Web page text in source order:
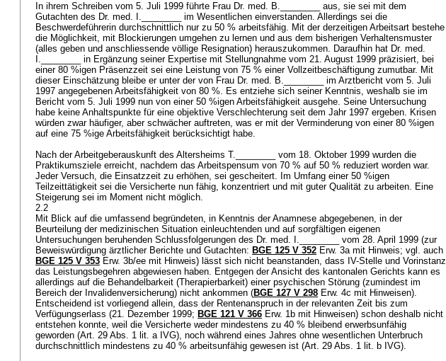
In ihrem Schreiben vom 5. Juli 1999 führte Frau Dr. med. B.________ aus, sie sei mit dem
Gutachten des Dr. med. I.________ im Wesentlichen einverstanden. Allerdings sei die
Beschwerdeführerin durchschnittlich nur zu 50 % arbeitsfähig. Mit der derzeitigen Arbeitsart bestehe
die Möglichkeit, mit Blockierungen umgehen zu lernen und aus dem bisherigen Verhaltensmuster
(alles geben und anschliessende völlige Resignation) herauszukommen. Daraufhin hat Dr. med.
I.________ in Ergänzung seiner Expertise mit Stellungnahme vom 21. August 1999 präzisiert, bei
einer 80 %igen Präsenzzeit sei eine Leistung von 75 % einer Vollzeitbeschäftigung zumutbar. Mit
dieser Einschätzung bleibe er unter der von Frau Dr. med. B.________ im Arztbericht vom 5. Juli
1997 angegebenen Arbeitsfähigkeit von 80 %. Es entziehe sich seiner Kenntnis, weshalb sie im
Bericht vom 5. Juli 1999 nun von einer 50 %igen Arbeitsfähigkeit ausgehe. Seine Untersuchung
habe keine Anhaltspunkte für eine objektive Verschlechterung seit dem Jahr 1997 ergeben. Krisen
würden zwar häufiger, aber schwächer auftreten, was er mit der Verminderung von einer 80 %igen
auf eine 75 %ige Arbeitsfähigkeit berücksichtigt habe.
Nach der Arbeitgeberauskunft des Altersheims T.________ vom 18. Oktober 1999 wurden die
Praktikumsziele erreicht, nachdem das Arbeitspensum von 70 % auf 50 % reduziert worden war.
Jeder Versuch, die Einsatzzeit zu erhöhen, sei gescheitert. Im Umfang einer 50 %igen
Teilzeittätigkeit sei die Versicherte nun fähig, konzentriert und mit guter Qualität zu arbeiten. Eine
Steigerung sei im Moment nicht möglich.
2.2
Mit Blick auf die umfassend begründeten, in Kenntnis der Anamnese abgegebenen, in der
Beurteilung der medizinischen Situation einleuchtenden und auf sorgfältigen eigenen
Untersuchungen beruhenden Schlussfolgerungen des Dr. med. I.________ vom 28. April 1999 (zur
Beweiswürdigung ärztlicher Berichte und Gutachten: BGE 125 V 352 Erw. 3a mit Hinweis; vgl. auch
BGE 125 V 353 Erw. 3b/ee mit Hinweis) lässt sich nicht beanstanden, dass IV-Stelle und Vorinstanz
das Leistungsbegehren abgewiesen haben. Entgegen der Ansicht des kantonalen Gerichts kann es
allerdings auf die Behandelbarkeit (Therapierbarkeit) einer psychischen Störung (zumindest im
Bereich der Invalidenversicherung) nicht ankommen (BGE 127 V 298 Erw. 4c mit Hinweisen).
Entscheidend ist vorliegend allein, dass der Rentenanspruch in der relevanten Zeit bis zum
Verfügungserlass (21. Dezember 1999; BGE 121 V 366 Erw. 1b mit Hinweisen) schon deshalb nicht
entstehen konnte, weil die Versicherte weder mindestens zu 40 % bleibend erwerbsunfähig
geworden (Art. 29 Abs. 1 lit. a IVG), noch während eines Jahres ohne wesentlichen Unterbruch
durchschnittlich mindestens zu 40 % arbeitsunfähig gewesen ist (Art. 29 Abs. 1 lit. b IVG).